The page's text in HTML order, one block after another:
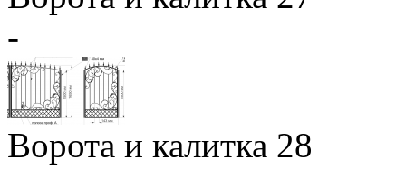
-
Ворота и калитка 28